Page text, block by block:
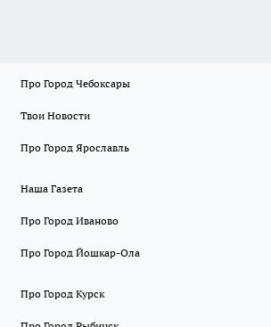
Про Город Чебоксары
Твои Новости
Про Город Ярославль
Наша Газета
Про Город Иваново
Про Город Йошкар-Ола
Про Город Курск